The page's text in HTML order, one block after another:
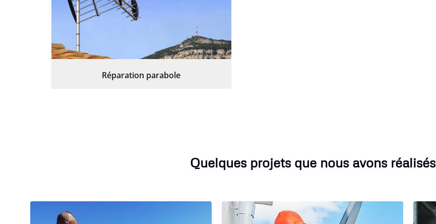
Réparation parabole
Quelques projets que nous avons réalisés